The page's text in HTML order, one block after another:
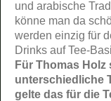
und arabische
könne man da
werden einzig für
Drinks auf Tee-
Für Thomas
unterschiedliche
gelte das für die